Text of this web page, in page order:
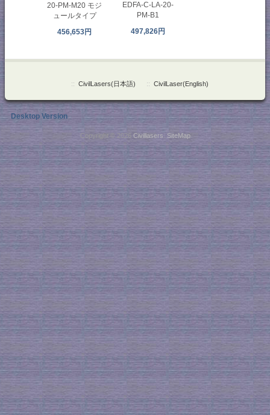
20-PM-M20 モジ
ュールタイプ
456,653円
EDFA-C-LA-20-
PM-B1
497,826円
:: CivilLasers(日本語) :: CivilLaser(English)
Desktop Version
Copyright © 2026Civillasers SiteMap